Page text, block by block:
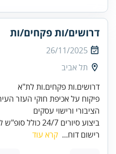
דרושים/ות פקחים/ות
26/11/2025
תל אביב
פיקוח על אכיפת חוקי העזר
ביצוע סיורים 24/7 כולל סופ"ש לפיקוח על חנייה
רישום דוח... קרא עוד